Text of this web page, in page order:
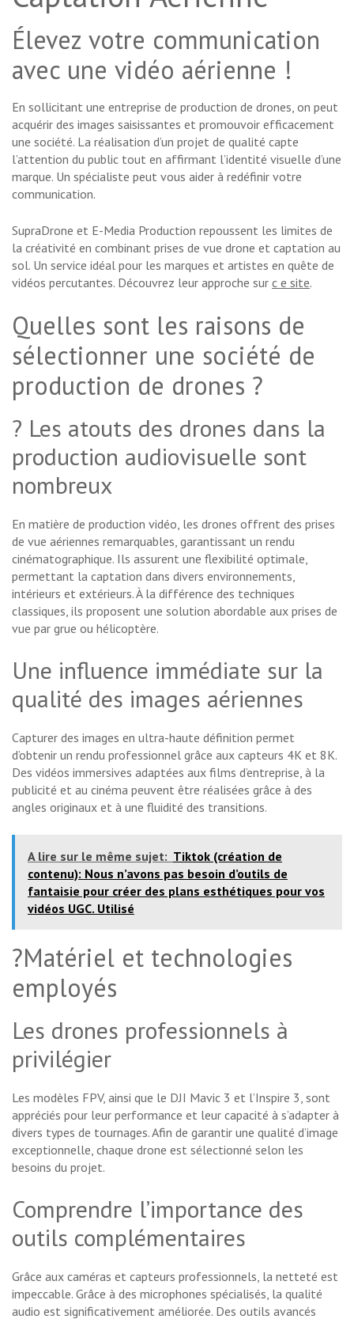
Élevez votre communication
avec une vidéo aérienne !
En sollicitant une entreprise de production de drones, on peut
acquérir des images saisissantes et promouvoir efficacement
une société. La réalisation d’un projet de qualité capte
l’attention du public tout en affirmant l’identité visuelle d’une
marque. Un spécialiste peut vous aider à redéfinir votre
communication.
SupraDrone et E-Media Production repoussent les limites de
la créativité en combinant prises de vue drone et captation au
sol. Un service idéal pour les marques et artistes en quête de
vidéos percutantes. Découvrez leur approche sur c e site.
Quelles sont les raisons de
sélectionner une société de
production de drones ?
? Les atouts des drones dans la
production audiovisuelle sont
nombreux
En matière de production vidéo, les drones offrent des prises
de vue aériennes remarquables, garantissant un rendu
cinématographique. Ils assurent une flexibilité optimale,
permettant la captation dans divers environnements,
intérieurs et extérieurs. À la différence des techniques
classiques, ils proposent une solution abordable aux prises de
vue par grue ou hélicoptère.
Une influence immédiate sur la
qualité des images aériennes
Capturer des images en ultra-haute définition permet
d’obtenir un rendu professionnel grâce aux capteurs 4K et 8K.
Des vidéos immersives adaptées aux films d’entreprise, à la
publicité et au cinéma peuvent être réalisées grâce à des
angles originaux et à une fluidité des transitions.
A lire sur le même sujet: Tiktok (création de
contenu): Nous n’avons pas besoin d’outils de
fantaisie pour créer des plans esthétiques pour vos
vidéos UGC. Utilisé
?Matériel et technologies
employés
Les drones professionnels à
privilégier
Les modèles FPV, ainsi que le DJI Mavic 3 et l’Inspire 3, sont
appréciés pour leur performance et leur capacité à s’adapter à
divers types de tournages. Afin de garantir une qualité d’image
exceptionnelle, chaque drone est sélectionné selon les
besoins du projet.
Comprendre l’importance des
outils complémentaires
Grâce aux caméras et capteurs professionnels, la netteté est
impeccable. Grâce à des microphones spécialisés, la qualité
audio est significativement améliorée. Des outils avancés